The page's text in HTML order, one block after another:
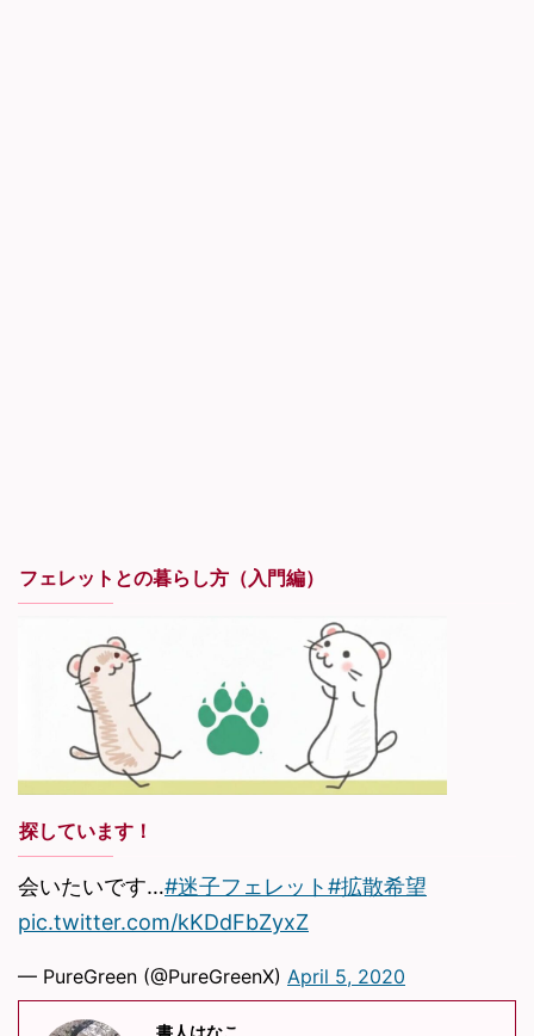
フェレットとの暮らし方（入門編）
探しています！
会いたいです…#迷子フェレット#拡散希望
pic.twitter.com/kKDdFbZyxZ
— PureGreen (@PureGreenX) April 5, 2020